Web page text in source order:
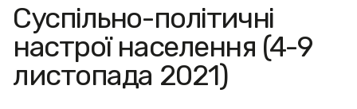
Суспільно-політичні
настрої населення (4-9
листопада 2021)